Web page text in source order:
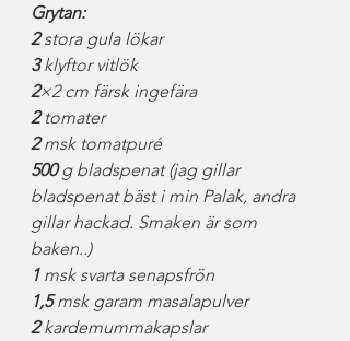
Grytan:
2 stora gula lökar
3 klyftor vitlök
2×2 cm färsk ingefära
2 tomater
2 msk tomatpuré
500 g bladspenat (jag gillar
bladspenat bäst i min Palak, andra
gillar hackad. Smaken är som
baken..)
1 msk svarta senapsfrön
1,5 msk garam masalapulver
2 kardemummakapslar